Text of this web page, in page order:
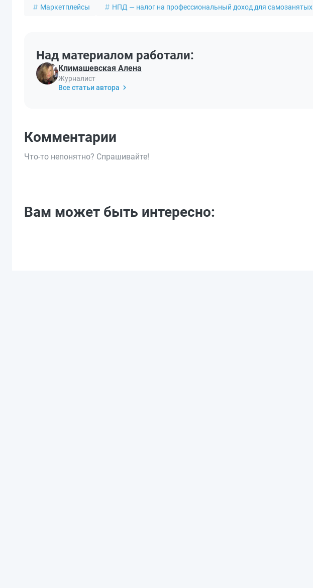
Маркетплейсы НПД — налог на профессиональный доход для самозанятых
Над материалом работали:
Климашевская Алена
Журналист
Все статьи автора
Комментарии
Что-то непонятно? Спрашивайте!
Вам может быть интересно: